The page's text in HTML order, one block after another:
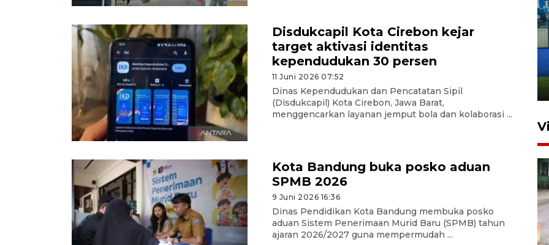
Disdukcapil Kota Cirebon kejar
target aktivasi identitas
kependudukan 30 persen
11 Juni 2026 07:52
Dinas Kependudukan dan Pencatatan Sipil
(Disdukcapil) Kota Cirebon, Jawa Barat,
menggencarkan layanan jemput bola dan kolaborasi ...
Kota Bandung buka posko aduan
SPMB 2026
9 Juni 2026 16:36
Dinas Pendidikan Kota Bandung membuka posko
aduan Sistem Penerimaan Murid Baru (SPMB) tahun
ajaran 2026/2027 guna mempermudah ...
Penutupan latihan bela negara
dan manajerial SPPI di
Balikpapan
Pigai: Penangkapan begal